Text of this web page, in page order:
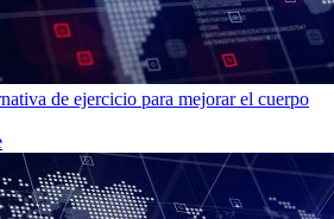
de ejercicio para mejorar el cuerpo